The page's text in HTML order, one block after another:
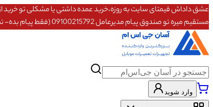
مستقیم میره تو صندوق پیام مدیرعامل 09100215792 (فقط پیام بده- تماس پاسخگو نیستم)
وارد شوید